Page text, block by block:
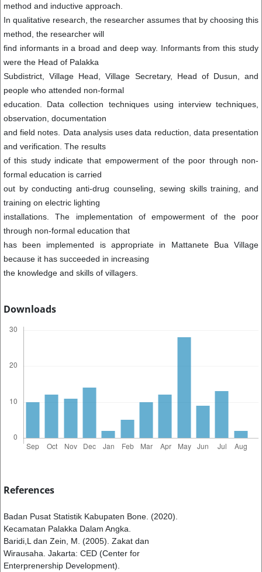
method and inductive approach.
In qualitative research, the researcher assumes that by choosing this
method, the researcher will
find informants in a broad and deep way. Informants from this study
were the Head of Palakka
Subdistrict, Village Head, Village Secretary, Head of Dusun, and
people who attended non-formal
education. Data collection techniques using interview techniques,
observation, documentation
and field notes. Data analysis uses data reduction, data presentation
and verification. The results
of this study indicate that empowerment of the poor through non-
formal education is carried
out by conducting anti-drug counseling, sewing skills training, and
training on electric lighting
installations. The implementation of empowerment of the poor
through non-formal education that
has been implemented is appropriate in Mattanete Bua Village
because it has succeeded in increasing
the knowledge and skills of villagers.
Downloads
References
Badan Pusat Statistik Kabupaten Bone. (2020).
Kecamatan Palakka Dalam Angka.
Baridi,L dan Zein, M. (2005). Zakat dan
Wirausaha. Jakarta: CED (Center for
Enterprenership Development).